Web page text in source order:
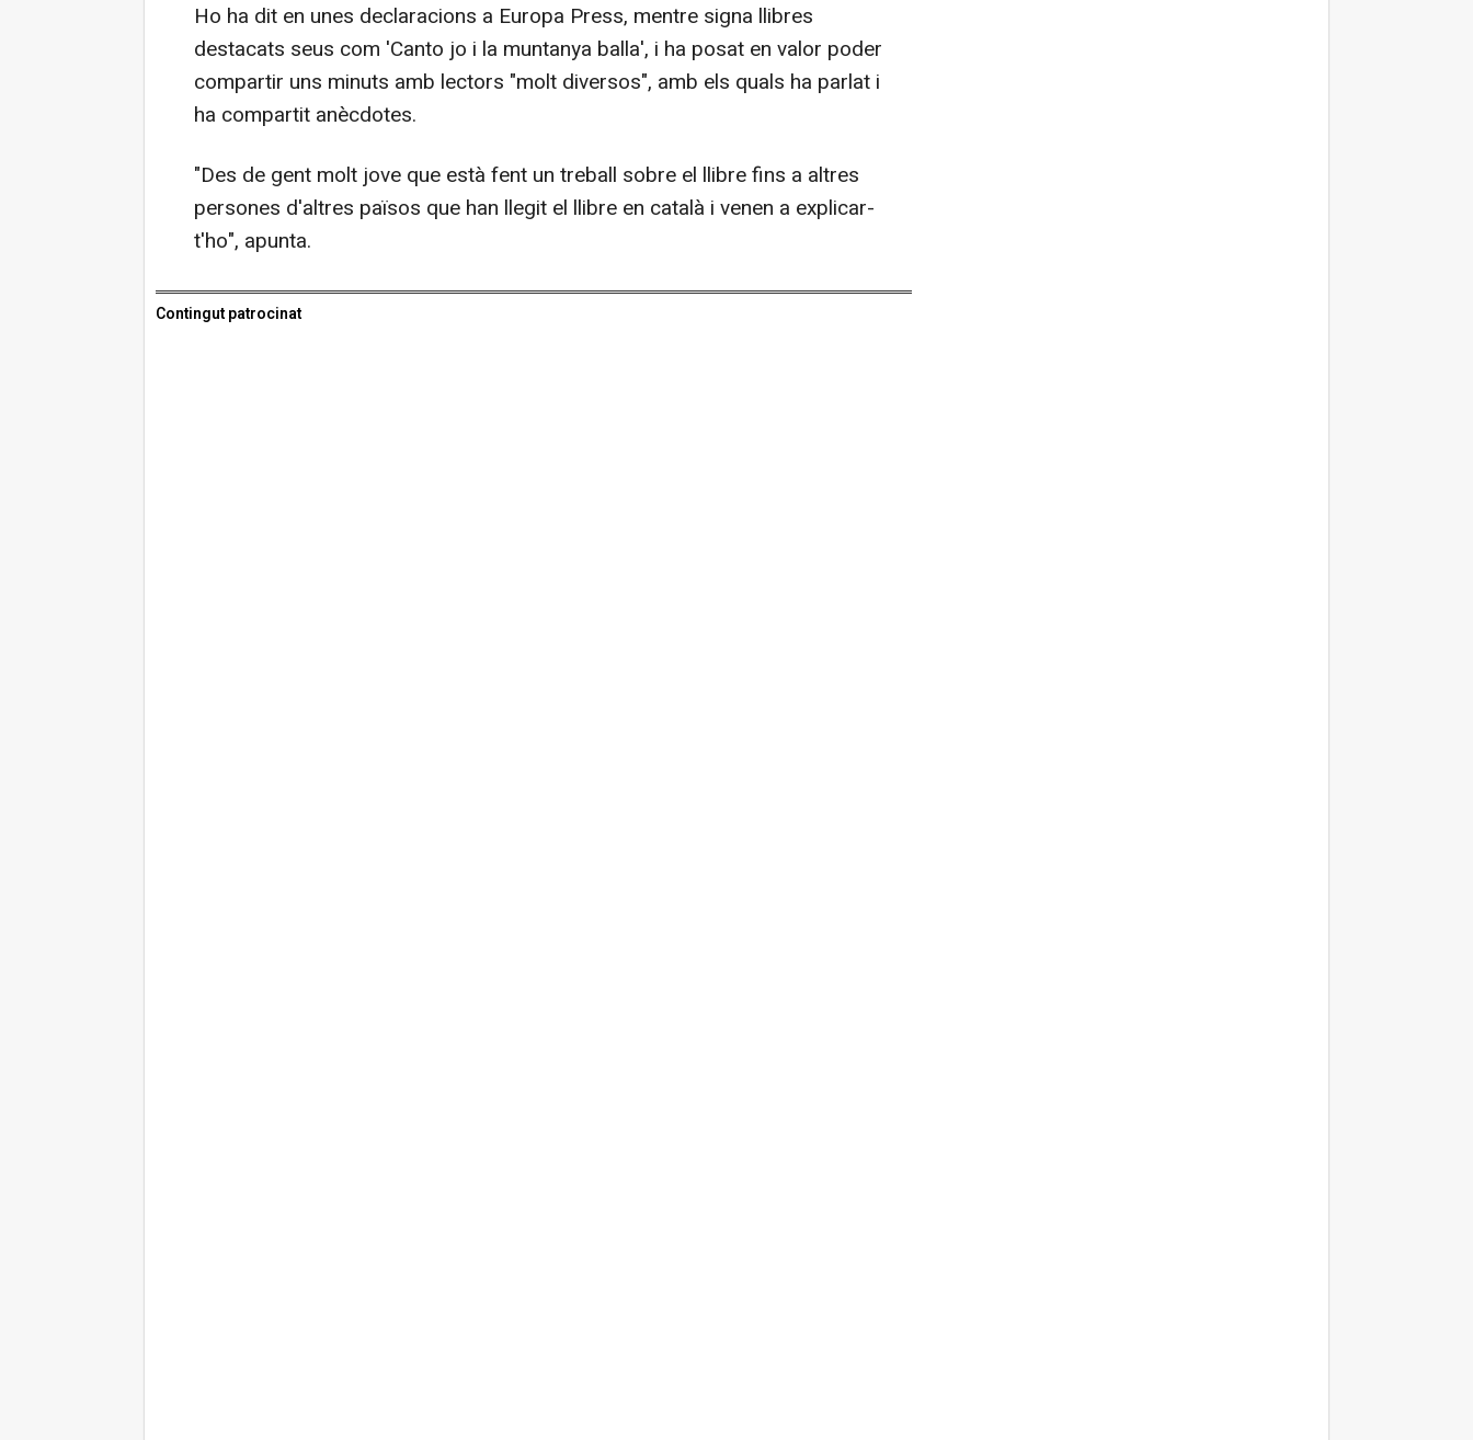
Ho ha dit en unes declaracions a Europa Press, mentre signa llibres
destacats seus com 'Canto jo i la muntanya balla', i ha posat en valor poder
compartir uns minuts amb lectors "molt diversos", amb els quals ha parlat i
ha compartit anècdotes.
"Des de gent molt jove que està fent un treball sobre el llibre fins a altres
persones d'altres països que han llegit el llibre en català i venen a explicar-
t'ho", apunta.
Contingut patrocinat